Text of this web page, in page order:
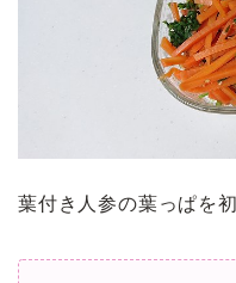
葉付き人参の葉っぱを